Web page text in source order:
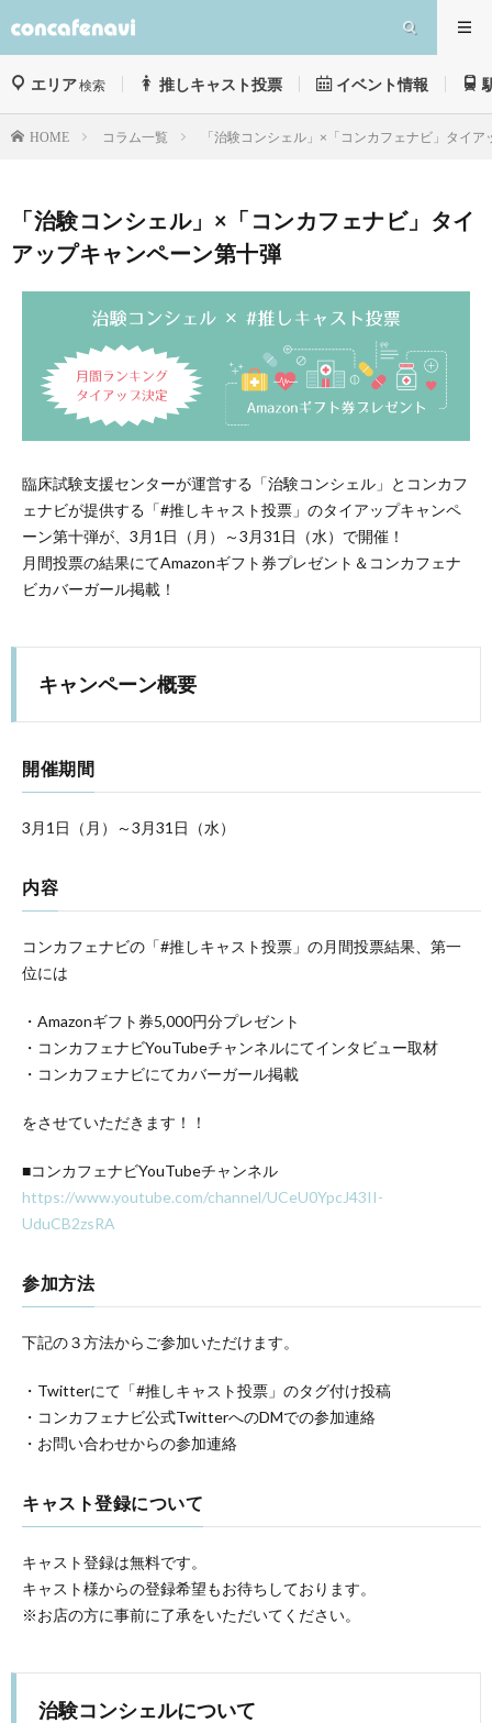
エリア検索 推しキャスト投票 イベント情報
HOME コラム一覧 「治験コンシェル」×「コンカフェナビ」タイ
「治験コンシェル」×「コンカフェナビ」タイ
アップキャンペーン第十弾
臨床試験支援センターが運営する「治験コンシェル」とコンカフ
ェナビが提供する「#推しキャスト投票」のタイアップキャンペ
ーン第十弾が、3月1日（月）～3月31日（水）で開催！
月間投票の結果にてAmazonギフト券プレゼント＆コンカフェナ
ビカバーガール掲載！
キャンペーン概要
開催期間
3月1日（月）～3月31日（水）
内容
コンカフェナビの「#推しキャスト投票」の月間投票結果、第一
位には
・Amazonギフト券5,000円分プレゼント
・コンカフェナビYouTubeチャンネルにてインタビュー取材
・コンカフェナビにてカバーガール掲載
をさせていただきます！！
■コンカフェナビYouTubeチャンネル
https://www.youtube.com/channel/UCeU0YpcJ43II-
UduCB2zsRA
参加方法
下記の３方法からご参加いただけます。
・Twitterにて「#推しキャスト投票」のタグ付け投稿
・コンカフェナビ公式TwitterへのDMでの参加連絡
・お問い合わせからの参加連絡
キャスト登録について
キャスト登録は無料です。
キャスト様からの登録希望もお待ちしております。
※お店の方に事前に了承をいただいてください。
治験コンシェルについて